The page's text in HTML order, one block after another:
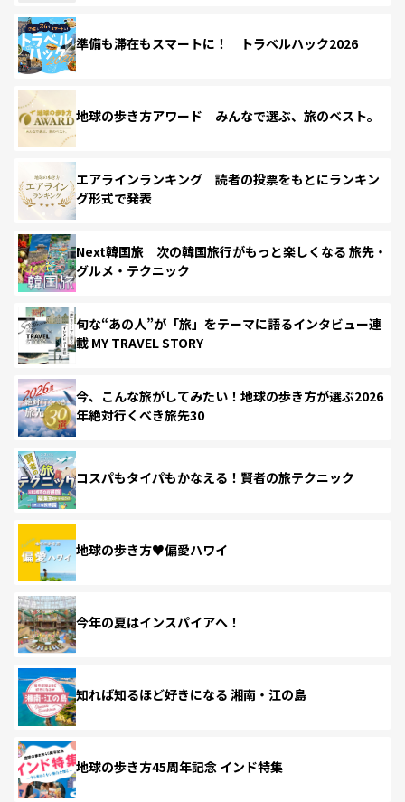
準備も滞在もスマートに！ トラベルハック2026
地球の歩き方アワード みんなで選ぶ、旅のベスト。
エアラインランキング 読者の投票をもとにランキン
グ形式で発表
Next韓国旅 次の韓国旅行がもっと楽しくなる 旅先・
グルメ・テクニック
旬な“あの人”が「旅」をテーマに語るインタビュー連
載 MY TRAVEL STORY
今、こんな旅がしてみたい！地球の歩き方が選ぶ2026
年絶対行くべき旅先30
コスパもタイパもかなえる！賢者の旅テクニック
地球の歩き方♥偏愛ハワイ
今年の夏はインスパイアへ！
知れば知るほど好きになる 湘南・江の島
地球の歩き方45周年記念 インド特集